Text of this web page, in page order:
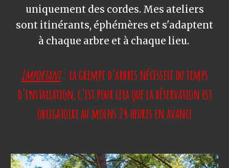
uniquement des cordes. Mes ateliers
sont itinérants, éphémères et s'adaptent
à chaque arbre et à chaque lieu.
Important: la grimpe d'arbres nécessite dutemps
d'installation, c'est pour cela que la réservation est
obligatoire au moins 24 heures en avance